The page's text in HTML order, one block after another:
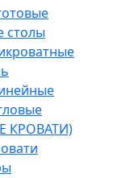
столы
КРОВАТИ)